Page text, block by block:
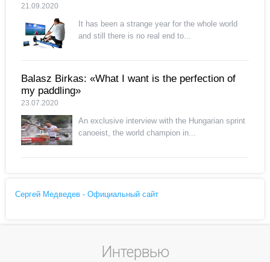
21.09.2020
It has been a strange year for the whole world
and still there is no real end to...
Balasz Birkas: «What I want is the perfection of
my paddling»
23.07.2020
An exclusive interview with the Hungarian sprint
canoeist, the world champion in...
Сергей Медведев - Официальный сайт
Интервью